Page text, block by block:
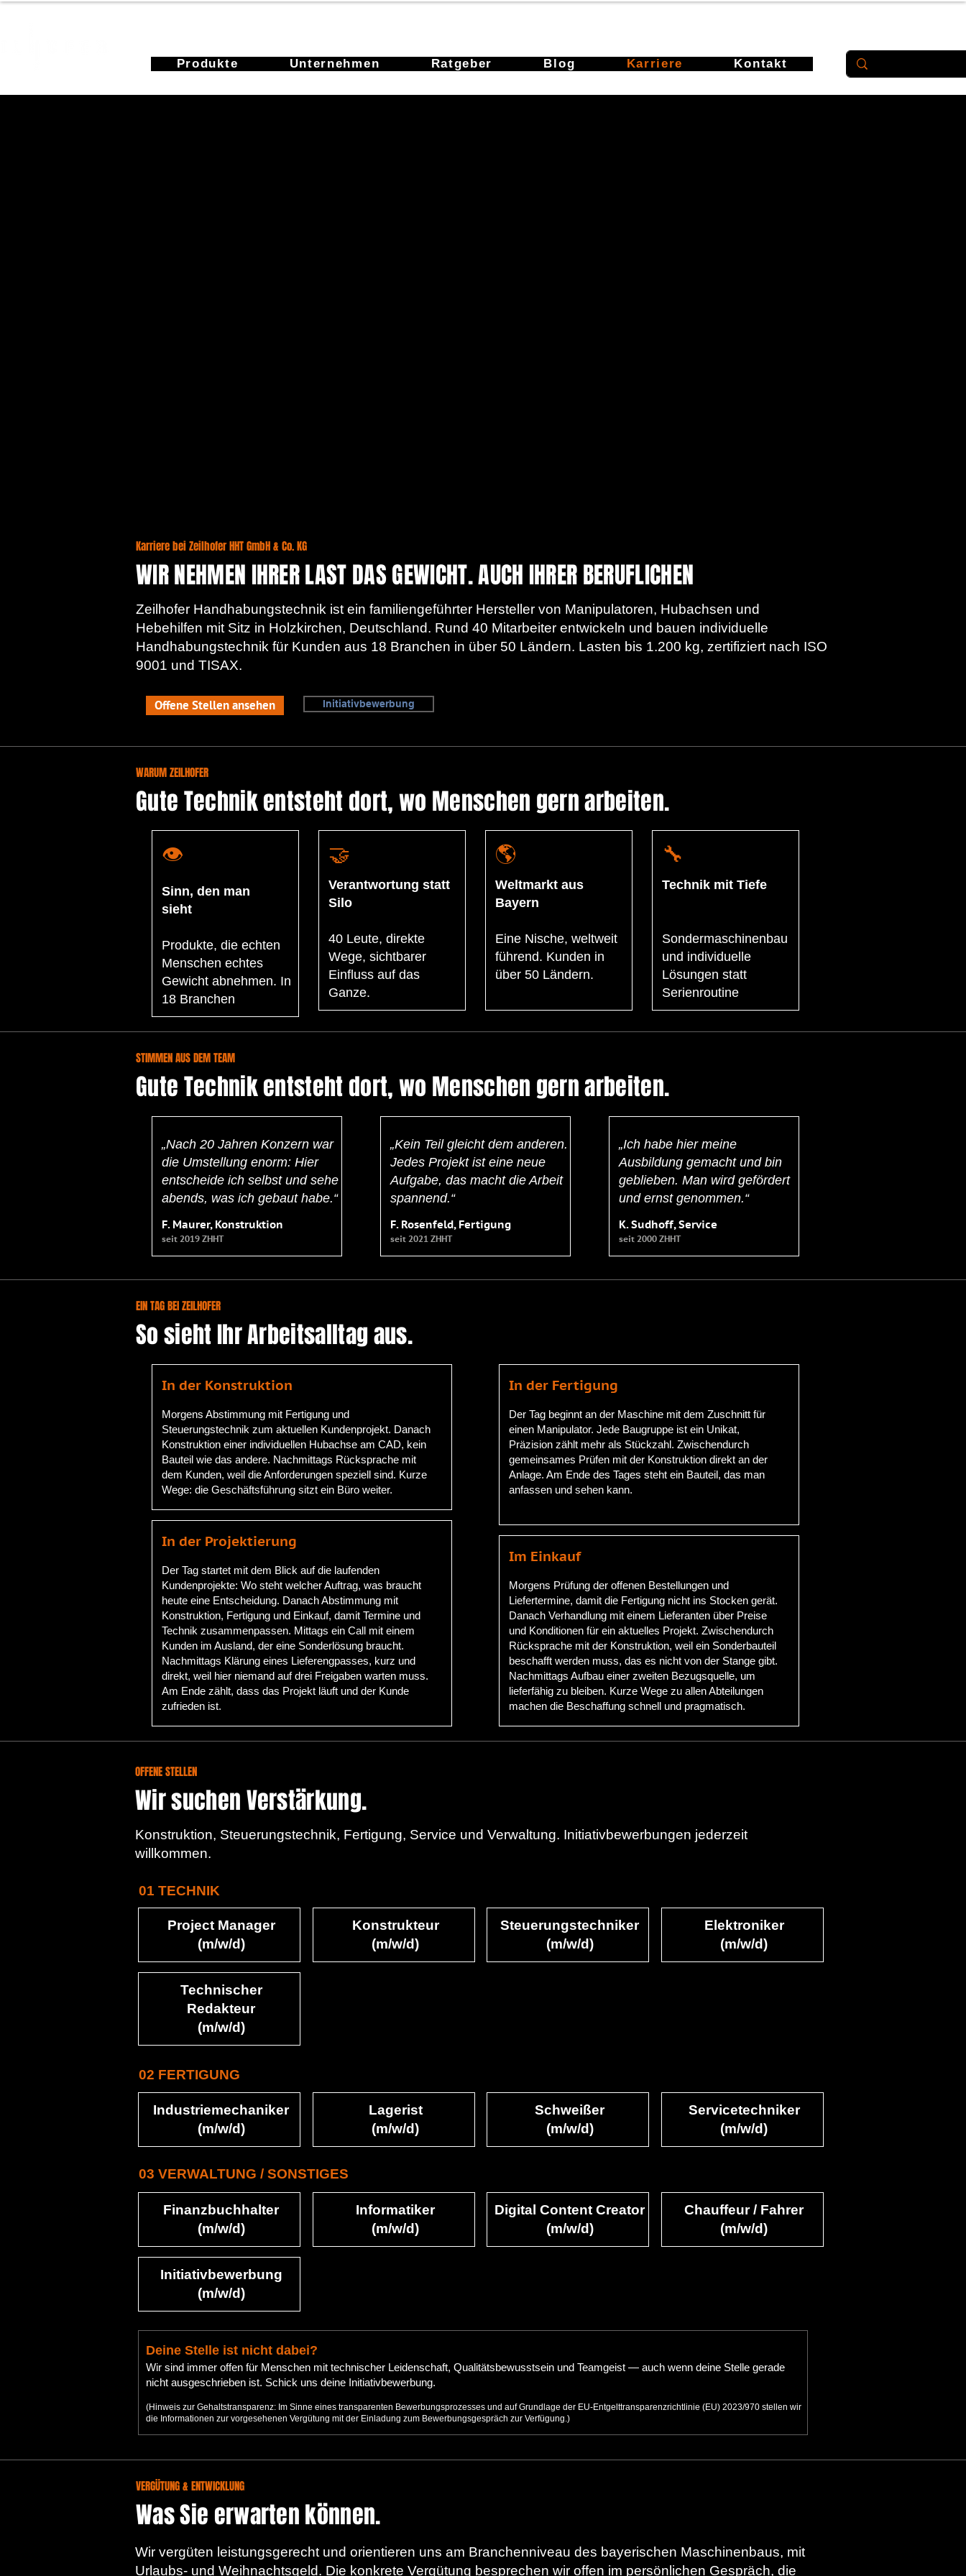
Produkte Unternehmen Ratgeber Blog Karriere Kontakt
Karriere bei Zeilhofer HHT GmbH & Co. KG
WIR NEHMEN IHRER LAST DAS GEWICHT. AUCH IHRER BERUFLICHEN
Zeilhofer Handhabungstechnik ist ein familiengeführter Hersteller von Manipulatoren, Hubachsen und
Hebehilfen mit Sitz in Holzkirchen, Deutschland. Rund 40 Mitarbeiter entwickeln und bauen individuelle
Handhabungstechnik für Kunden aus 18 Branchen in über 50 Ländern. Lasten bis 1.200 kg, zertifiziert nach ISO
9001 und TISAX.
Offene Stellen ansehen Initiativbewerbung
WARUM ZEILHOFER
Gute Technik entsteht dort, wo Menschen gern arbeiten.
👁
Sinn, den man
sieht
Produkte, die echten
Menschen echtes
Gewicht abnehmen. In
18 Branchen
🤝
Verantwortung statt
Silo
​40 Leute, direkte
Wege, sichtbarer
Einfluss auf das
Ganze.
🌎
Weltmarkt aus
Bayern
Eine Nische, weltweit
führend. Kunden in
über 50 Ländern.
🔧
Technik mit Tiefe
Sondermaschinenbau
und individuelle
Lösungen statt
Serienroutine
STIMMEN AUS DEM TEAM
Gute Technik entsteht dort, wo Menschen gern arbeiten.
„Nach 20 Jahren Konzern war
die Umstellung enorm: Hier
entscheide ich selbst und sehe
abends, was ich gebaut habe.“
F. Maurer, Konstruktion
seit 2019 ZHHT
„Kein Teil gleicht dem anderen.
Jedes Projekt ist eine neue
Aufgabe, das macht die Arbeit
spannend.“
F. Rosenfeld, Fertigung
seit 2021 ZHHT
„Ich habe hier meine
Ausbildung gemacht und bin
geblieben. Man wird gefördert
und ernst genommen.“
K. Sudhoff, Service
seit 2000 ZHHT
EIN TAG BEI ZEILHOFER
So sieht Ihr Arbeitsalltag aus.
In der Konstruktion
Morgens Abstimmung mit Fertigung und
Steuerungstechnik zum aktuellen Kundenprojekt. Danach
Konstruktion einer individuellen Hubachse am CAD, kein
Bauteil wie das andere. Nachmittags Rücksprache mit
dem Kunden, weil die Anforderungen speziell sind. Kurze
Wege: die Geschäftsführung sitzt ein Büro weiter.
In der Projektierung
Der Tag startet mit dem Blick auf die laufenden
Kundenprojekte: Wo steht welcher Auftrag, was braucht
heute eine Entscheidung. Danach Abstimmung mit
Konstruktion, Fertigung und Einkauf, damit Termine und
Technik zusammenpassen. Mittags ein Call mit einem
Kunden im Ausland, der eine Sonderlösung braucht.
Nachmittags Klärung eines Lieferengpasses, kurz und
direkt, weil hier niemand auf drei Freigaben warten muss.
Am Ende zählt, dass das Projekt läuft und der Kunde
zufrieden ist.
In der Fertigung
Der Tag beginnt an der Maschine mit dem Zuschnitt für
einen Manipulator. Jede Baugruppe ist ein Unikat,
Präzision zählt mehr als Stückzahl. Zwischendurch
gemeinsames Prüfen mit der Konstruktion direkt an der
Anlage. Am Ende des Tages steht ein Bauteil, das man
anfassen und sehen kann.
Im Einkauf
Morgens Prüfung der offenen Bestellungen und
Liefertermine, damit die Fertigung nicht ins Stocken gerät.
Danach Verhandlung mit einem Lieferanten über Preise
und Konditionen für ein aktuelles Projekt. Zwischendurch
Rücksprache mit der Konstruktion, weil ein Sonderbauteil
beschafft werden muss, das es nicht von der Stange gibt.
Nachmittags Aufbau einer zweiten Bezugsquelle, um
lieferfähig zu bleiben. Kurze Wege zu allen Abteilungen
machen die Beschaffung schnell und pragmatisch.
OFFENE STELLEN
Wir suchen Verstärkung.
Konstruktion, Steuerungstechnik, Fertigung, Service und Verwaltung. Initiativbewerbungen jederzeit
willkommen.
01 TECHNIK
Project Manager
(m/w/d)
Technischer
Redakteur
(m/w/d)
Konstrukteur
(m/w/d)
Steuerungstechniker
(m/w/d)
Elektroniker
(m/w/d)
02 FERTIGUNG
Industriemechaniker
(m/w/d)
Lagerist
(m/w/d)
Schweißer
(m/w/d)
Servicetechniker
(m/w/d)
03 VERWALTUNG / SONSTIGES
Finanzbuchhalter
(m/w/d)
Initiativbewerbung
(m/w/d)
Informatiker
(m/w/d)
Digital Content Creator
(m/w/d)
Chauffeur / Fahrer
(m/w/d)
Deine Stelle ist nicht dabei?
​Wir sind immer offen für Menschen mit technischer Leidenschaft, Qualitätsbewusstsein und Teamgeist — auch wenn deine Stelle gerade
nicht ausgeschrieben ist. Schick uns deine Initiativbewerbung.
(Hinweis zur Gehaltstransparenz: Im Sinne eines transparenten Bewerbungsprozesses und auf Grundlage der EU‑Entgelttransparenzrichtlinie (EU) 2023/970 stellen wir
die Informationen zur vorgesehenen Vergütung mit der Einladung zum Bewerbungsgespräch zur Verfügung.)
VERGÜTUNG & ENTWICKLUNG
Was Sie erwarten können.
Wir vergüten leistungsgerecht und orientieren uns am Branchenniveau des bayerischen Maschinenbaus, mit
Urlaubs- und Weihnachtsgeld. Die konkrete Vergütung besprechen wir offen im persönlichen Gespräch, die